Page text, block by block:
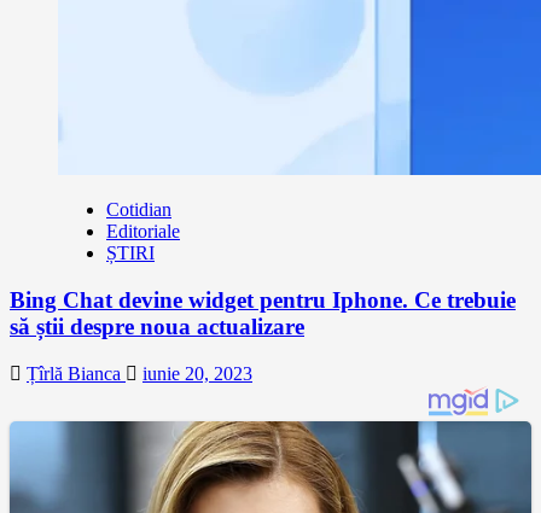
Cotidian
Editoriale
ȘTIRI
Bing Chat devine widget pentru Iphone. Ce trebuie
să știi despre noua actualizare
Țîrlă Bianca iunie 20, 2023